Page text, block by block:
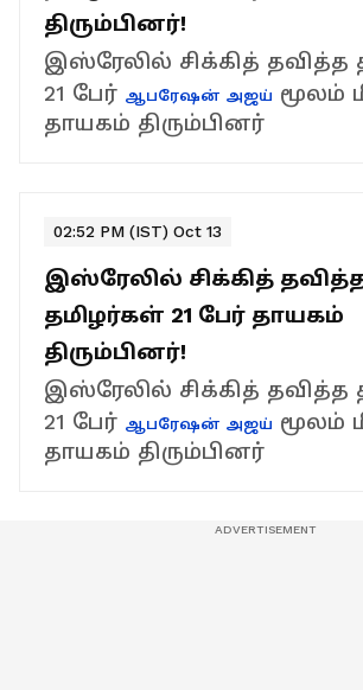
திரும்பினர்!
இஸ்ரேலில் சிக்கித் தவித்த
21 பேர் ஆபரேஷன் அஜய் மூலம்
தாயகம் திரும்பினர்
02:52 PM (IST) Oct 13
இஸ்ரேலில் சிக்கித்
தமிழர்கள் 21 பேர் தாயகம்
திரும்பினர்!
இஸ்ரேலில் சிக்கித் தவித்த
21 பேர் ஆபரேஷன் அஜய் மூலம்
தாயகம் திரும்பினர்